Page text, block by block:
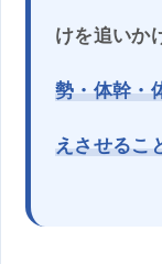
けを追いか
勢・体幹・
えさせるこ